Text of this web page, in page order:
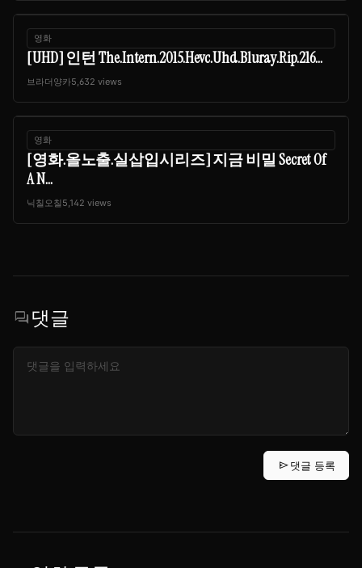
영화
[UHD] 인턴 The.Intern.2015.Hevc.Uhd.Bluray.Rip.216...
브라더양카5,632 views
영화
[영화.올노출.실삽입시리즈] 지금 비밀 Secret Of
A N...
닉칠오칠 5,142 views
forum댓글
send댓글 등록